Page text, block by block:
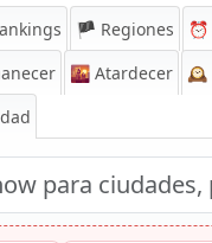
🏴 Regiones ⏰
🌇 Atardecer 🕰️